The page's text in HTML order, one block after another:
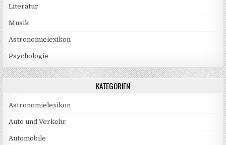
Literatur
Musik
Astronomielexikon
Psychologie
KATEGORIEN
Astronomielexikon
Auto und Verkehr
Automobile